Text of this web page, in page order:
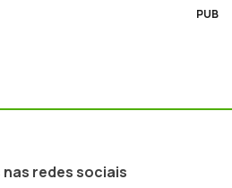
PUB
redes sociais